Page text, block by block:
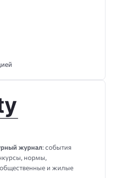
журнал: события
нормы,
общественные и жилые